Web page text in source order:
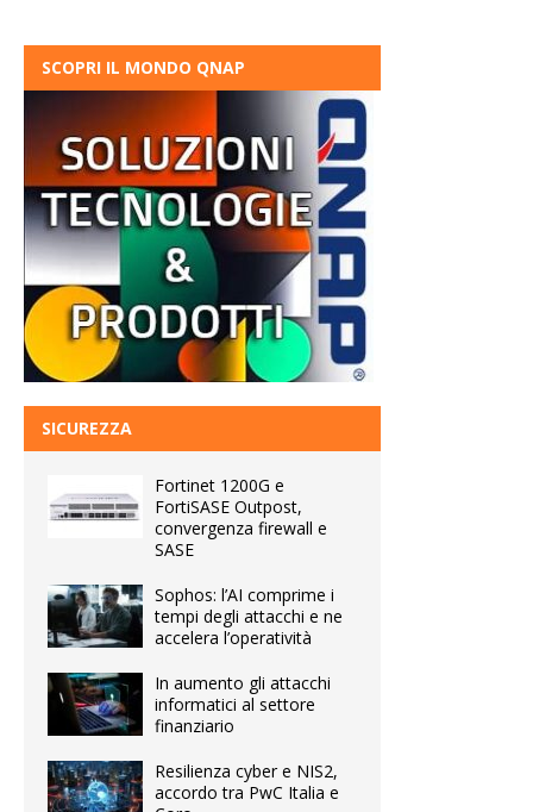
SCOPRI IL MONDO QNAP
SICUREZZA
Fortinet 1200G e
FortiSASE Outpost,
convergenza firewall e
SASE
Sophos: l’AI comprime i
tempi degli attacchi e ne
accelera l’operatività
In aumento gli attacchi
informatici al settore
finanziario
Resilienza cyber e NIS2,
accordo tra PwC Italia e